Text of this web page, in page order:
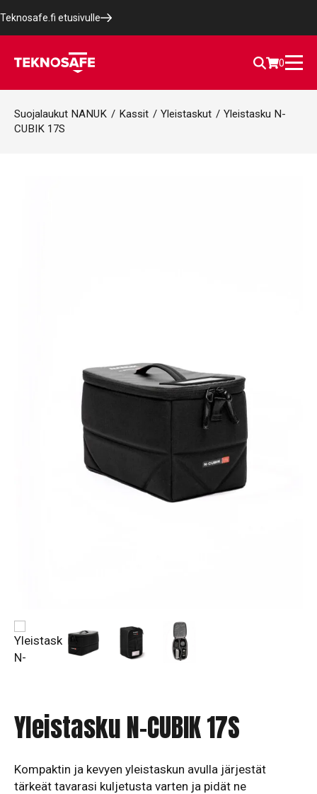
Teknosafe.fi etusivulle
0
Suojalaukut NANUK / Kassit / Yleistaskut / Yleistasku N-
CUBIK 17S
Yleistasku N-CUBIK 17S
Kompaktin ja kevyen yleistaskun avulla järjestät
tärkeät tavarasi kuljetusta varten ja pidät ne